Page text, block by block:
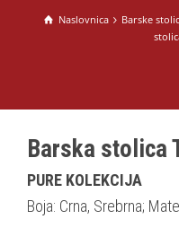
Naslovnica Barske
Barska stolica
PURE KOLEKCIJA
Boja: Crna, Srebrna;